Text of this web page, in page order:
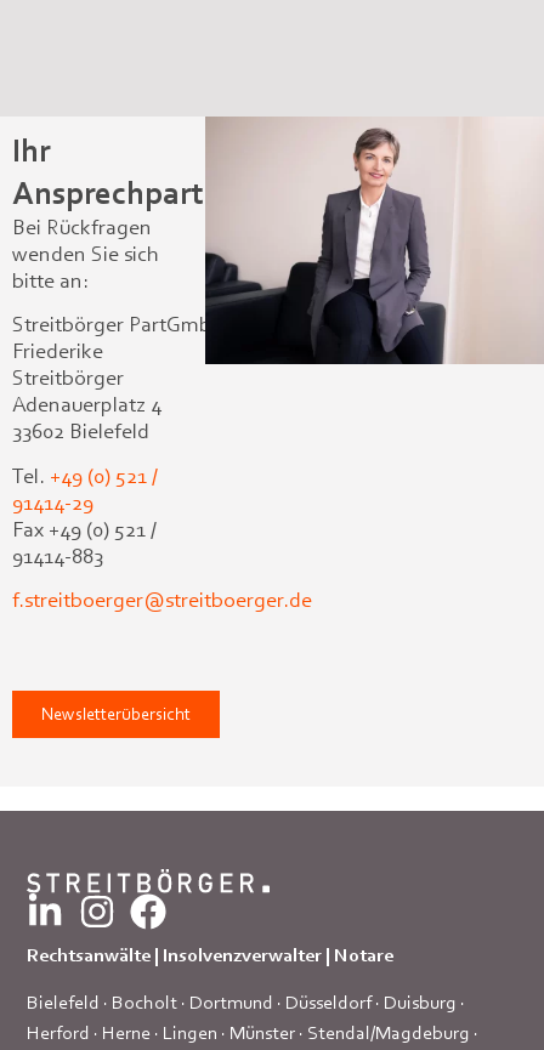
Ihr
Ansprechpartnerin
Bei Rückfragen
wenden Sie sich
bitte an:
Streitbörger PartGmbB
Friederike
Streitbörger
Adenauerplatz 4
33602 Bielefeld
Tel. +49 (0) 521 /
91414-29
Fax +49 (0) 521 /
91414-883
f.streitboerger@streitboerger.de
Newsletterübersicht
Rechtsanwälte | Insolvenzverwalter | Notare
Bielefeld · Bocholt · Dortmund · Düsseldorf· Duisburg ·
Herford · Herne · Lingen · Münster · Stendal/Magdeburg ·